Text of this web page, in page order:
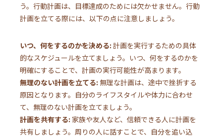
う。行動計画は、目標達成のためには欠かせません。行動
計画を立てる際には、以下の点に注意しましょう。
いつ、何をするのかを決める: 計画を実行するための具体
的なスケジュールを立てましょう。いつ、何をするのかを
明確にすることで、計画の実行可能性が高まります。
無理のない計画を立てる: 無理な計画は、途中で挫折する
原因となります。自分のライフスタイルや体力に合わせ
て、無理のない計画を立てましょう。
計画を共有する: 家族や友人など、信頼できる人に計画を
共有しましょう。周りの人に話すことで、自分を追い込